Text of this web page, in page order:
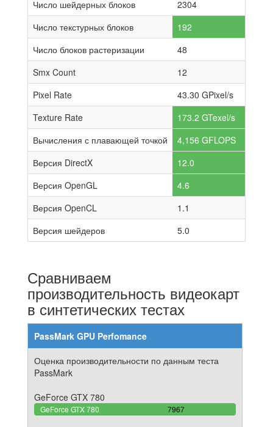
Число шейдерных блоков
2304
Число текстурных блоков
192
Число блоков растеризации
48
Smx Count
12
Pixel Rate
43.30 GPixel/s
Texture Rate
173.2 GTexel/s
Вычисления с плавающей точкой
4,156 GFLOPS
Версия DirectX
12.0
Версия OpenGL
4.6
Версия OpenCL
1.1
Версия шейдеров
5.0
Сравниваем
производительность видеокарт
в синтетических тестах
PassMark GPU Perfomance
Оценка производительности по данным теста
PassMark
GeForce GTX 780
GeForce GTX 780 7967
100%